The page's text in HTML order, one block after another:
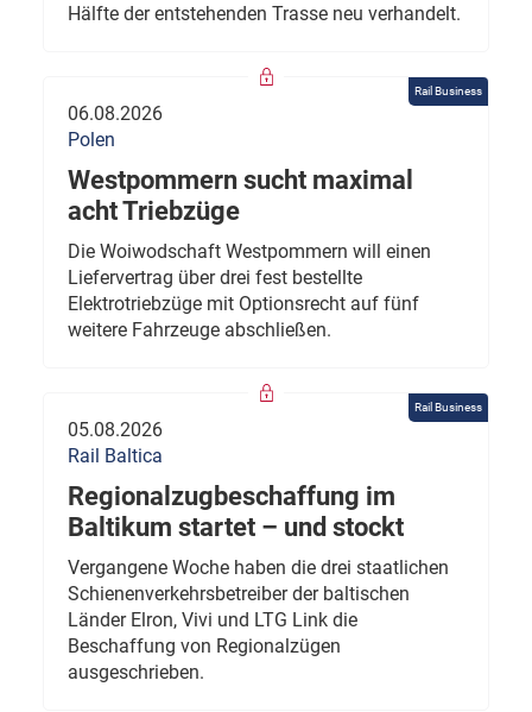
Hälfte der entstehenden Trasse neu verhandelt.
Rail Business
06.08.2026
Polen
Westpommern sucht maximal
acht Triebzüge
Die Woiwodschaft Westpommern will einen
Liefervertrag über drei fest bestellte
Elektrotriebzüge mit Optionsrecht auf fünf
weitere Fahrzeuge abschließen.
Rail Business
05.08.2026
Rail Baltica
Regionalzugbeschaffung im
Baltikum startet – und stockt
Vergangene Woche haben die drei staatlichen
Schienenverkehrsbetreiber der baltischen
Länder Elron, Vivi und LTG Link die
Beschaffung von Regionalzügen
ausgeschrieben.